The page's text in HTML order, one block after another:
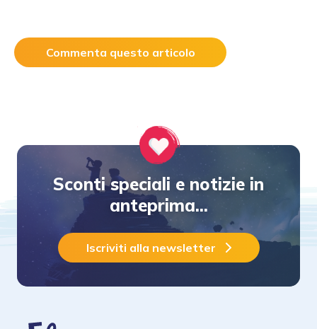
Commenta questo articolo
Sconti speciali e notizie in
anteprima...
Iscriviti alla newsletter